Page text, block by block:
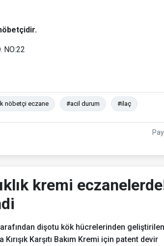
NO:22
nöbetçi eczane #acil durum #ilaç
kremi
dişotu kök hücrelerinden
Karşıtı Bakım Kremi için patent devir